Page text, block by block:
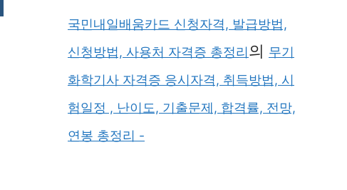
국민내일배움카드 신청자격, 발급방법,
신청방법, 사용처 자격증 총정리의 무기
화학기사 자격증 응시자격, 취득방법, 시
험일정 , 난이도, 기출문제, 합격률, 전망,
연봉 총정리 -